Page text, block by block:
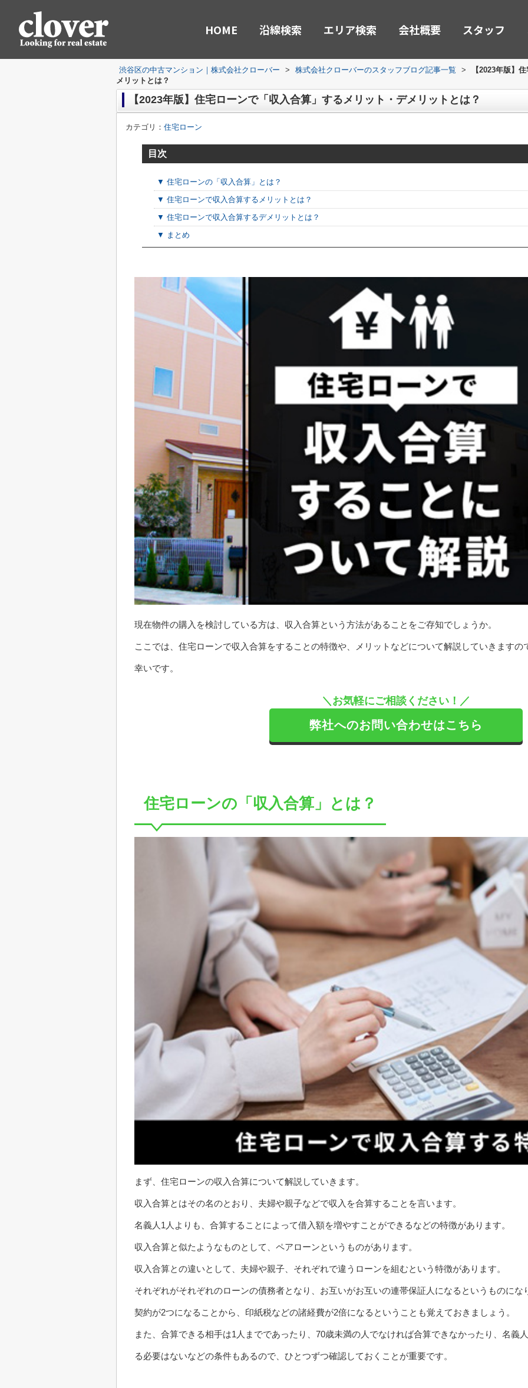
HOME 沿線検索 エリア検索 会社概要 スタッフ
渋谷区の中古マンション｜株式会社クローバー > 株式会社クローバーのスタッフブログ記事一覧 >
【2023年版】
メリットとは？
【2023年版】住宅ローンで「収入合算」するメリット・デメリットとは？
カテゴリ： 住宅ローン
目次
▼ 住宅ローンの「収入合算」とは？
▼ 住宅ローンで収入合算するメリットとは？
▼ 住宅ローンで収入合算するデメリットとは？
▼ まとめ
現在物件の購入を検討している方は、収入合算という方法があることをご存知でしょうか。
ここでは、住宅ローンで収入合算をすることの特徴や、メリットなどについて解説していきます
幸いです。
＼お気軽にご相談ください！／
弊社へのお問い合わせはこちら
住宅ローンの「収入合算」とは？
まず、住宅ローンの収入合算について解説していきます。
収入合算とはその名のとおり、夫婦や親子などで収入を合算することを言います。
名義人1人よりも、合算することによって借入額を増やすことができるなどの特徴があります。
収入合算と似たようなものとして、ペアローンというものがあります。
収入合算との違いとして、夫婦や親子、それぞれで違うローンを組むという特徴があります。
それぞれがそれぞれのローンの債務者となり、お互いがお互いの連帯保証人になるというものにな
契約が2つになることから、印紙税などの諸経費が2倍になるということも覚えておきましょう。
また、合算できる相手は1人までであったり、70歳未満の人でなければ合算できなかったり、名義
る必要はないなどの条件もあるので、ひとつずつ確認しておくことが重要です。